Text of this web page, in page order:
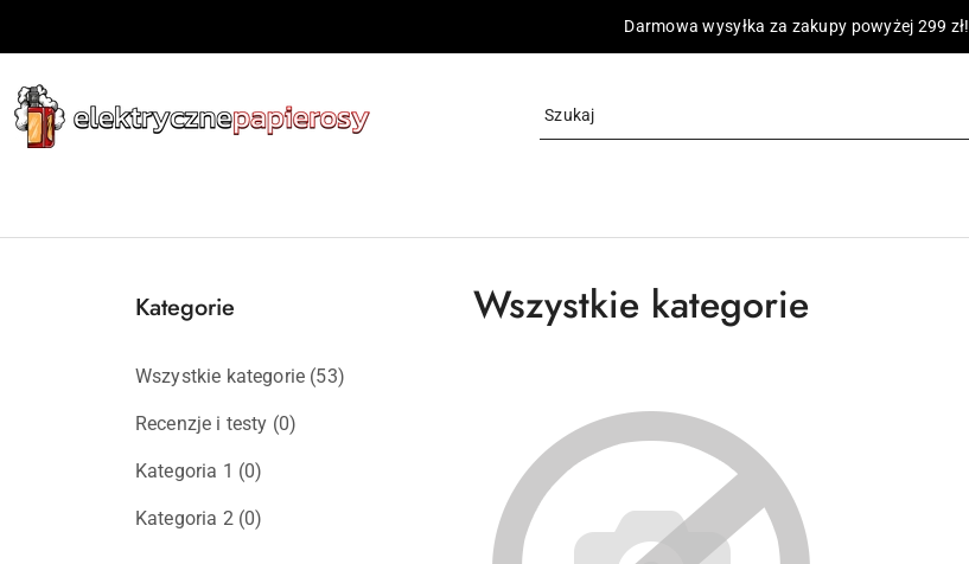
Darmowa wysyłka za zakupy powyżej 299 zł!
Kategorie
Wszystkie kategorie (53)
Recenzje i testy (0)
Kategoria 1 (0)
Kategoria 2 (0)
Wszystkie kategorie